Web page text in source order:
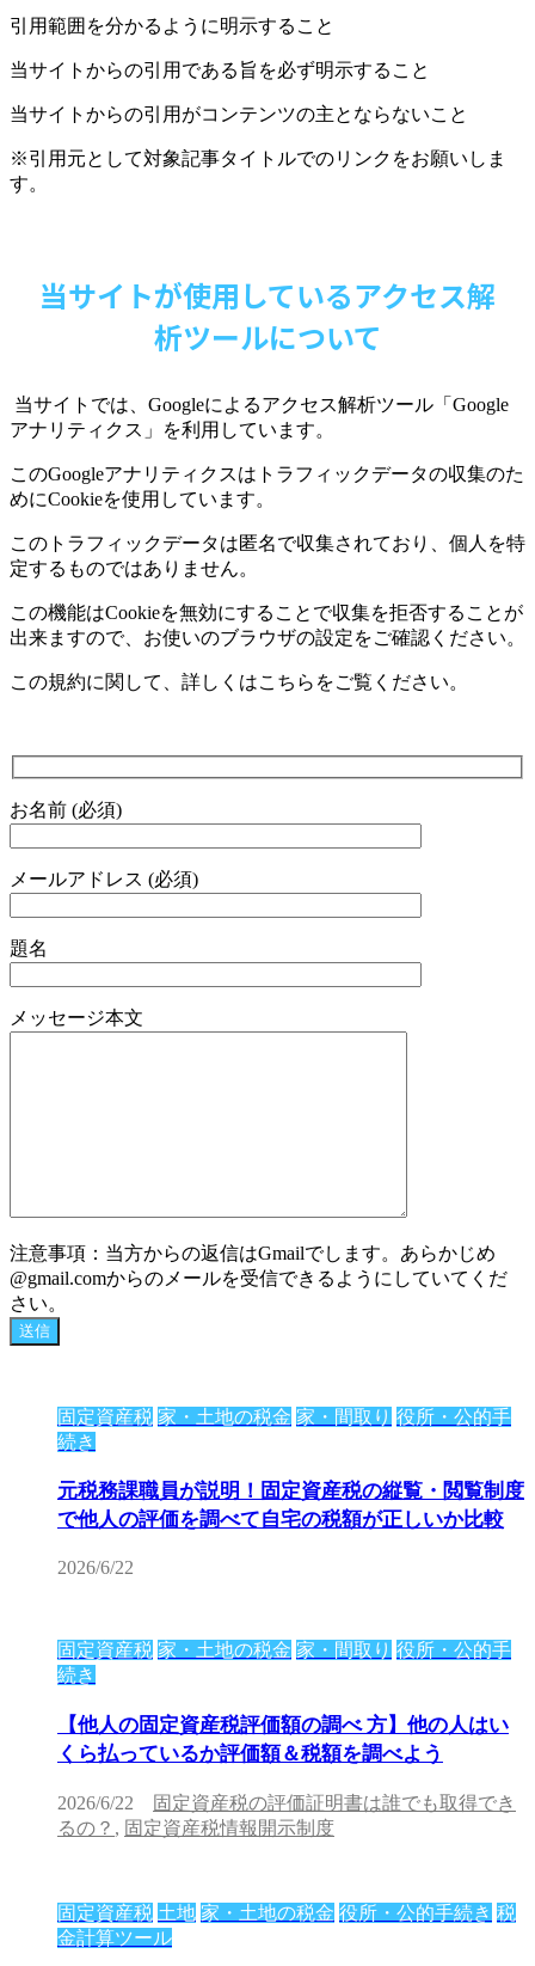
引用範囲を分かるように明示すること
当サイトからの引用である旨を必ず明示すること
当サイトからの引用がコンテンツの主とならないこと
※引用元として対象記事タイトルでのリンクをお願いしま
す。
当サイトが使用しているアクセス解
析ツールについて
当サイトでは、 Googleによるアクセス解析ツール「 Google
アナリティクス」を利用しています。
このGoogleアナリティクスはトラフィックデータの収集のた
めにCookieを使用しています。
このトラフィックデータは匿名で収集されており、個人を特
定するものではありません。
この機能はCookieを無効にすることで収集を拒否することが
出来ますので、お使いのブラウザの設定をご確認ください。
この規約に関して、詳しくはこちらをご覧ください。
お名前 (必須)
メールアドレス (必須)
題名
メッセージ本文
注意事項：当方からの返信はGmailでします。あらかじめ
@gmail.comからのメールを受信できるようにしていてくだ
さい。
固定資産税 家・土地の税金 家・間取り 役所・公的手
続き
元税務課職員が説明！固定資産税の縦覧・閲覧制度
で他人の評価を調べて自宅の税額が正しいか比較
2026/6/22
固定資産税 家・土地の税金 家・間取り 役所・公的手
続き
【他人の固定資産税評価額の調べ 方】他の人はい
くら払っているか評価額＆税額を調べよう
2026/6/22
固定資産税の評価証明書は誰でも取得でき
るの？ , 固定資産税情報開示制度
固定資産税 土地 家・土地の税金 役所・公的手続き 税
金計算ツール